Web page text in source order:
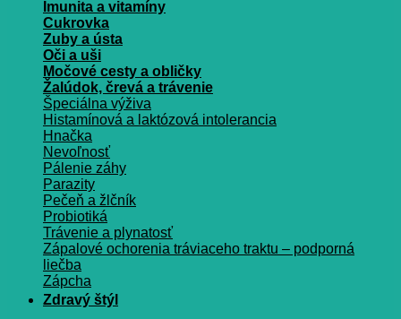
Imunita a vitamíny
Cukrovka
Zuby a ústa
Oči a uši
Močové cesty a obličky
Žalúdok, črevá a trávenie
Špeciálna výživa
Histamínová a laktózová intolerancia
Hnačka
Nevoľnosť
Pálenie záhy
Parazity
Pečeň a žlčník
Probiotiká
Trávenie a plynatosť
Zápalové ochorenia tráviaceho traktu – podporná
liečba
Zápcha
Zdravý štýl